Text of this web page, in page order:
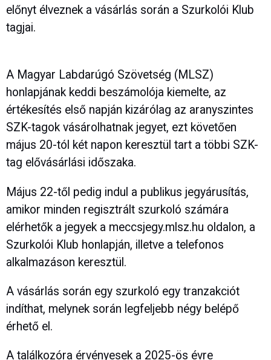
előnyt élveznek a vásárlás során a Szurkolói Klub
tagjai.
A Magyar Labdarúgó Szövetség (MLSZ)
honlapjának keddi beszámolója kiemelte, az
értékesítés első napján kizárólag az aranyszintes
SZK-tagok vásárolhatnak jegyet, ezt követően
május 20-tól két napon keresztül tart a többi SZK-
tag elővásárlási időszaka.
Május 22-től pedig indul a publikus jegyárusítás,
amikor minden regisztrált szurkoló számára
elérhetők a jegyek a meccsjegy.mlsz.hu oldalon, a
Szurkolói Klub honlapján, illetve a telefonos
alkalmazáson keresztül.
A vásárlás során egy szurkoló egy tranzakciót
indíthat, melynek során legfeljebb négy belépő
érhető el.
A találkozóra érvényesek a 2025-ös évre